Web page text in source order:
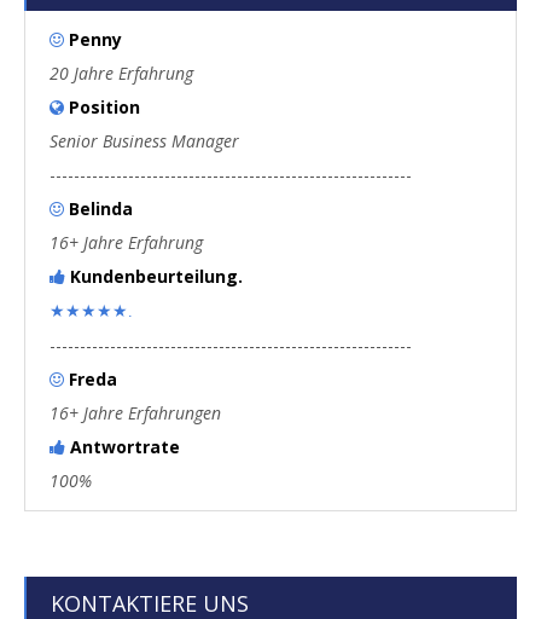
 Penny
20 Jahre Erfahrung
 Position
Senior Business Manager
------------------------------------------------------------
 Belinda
16+ Jahre Erfahrung
 Kundenbeurteilung.
★★★★★.
------------------------------------------------------------
 Freda
16+ Jahre Erfahrungen
 Antwortrate
100%
KONTAKTIERE UNS